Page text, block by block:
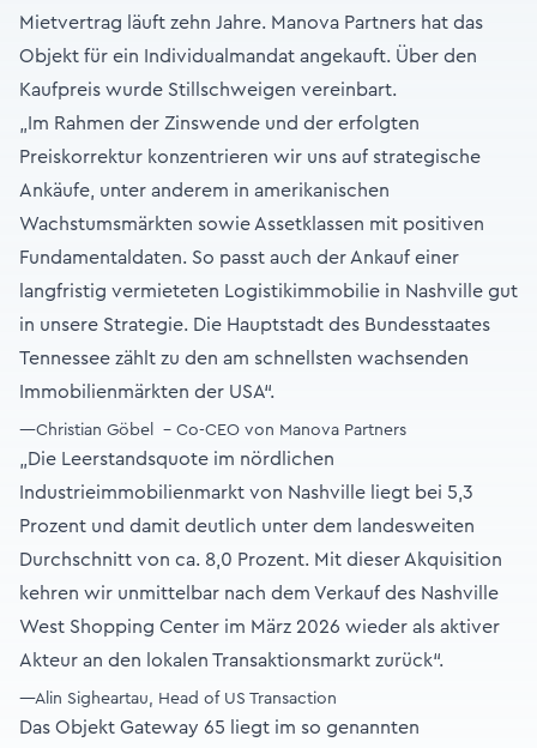
Mietvertrag läuft zehn Jahre. Manova Partners hat das
Objekt für ein Individualmandat angekauft. Über den
Kaufpreis wurde Stillschweigen vereinbart.
„Im Rahmen der Zinswende und der erfolgten
Preiskorrektur konzentrieren wir uns auf strategische
Ankäufe, unter anderem in amerikanischen
Wachstumsmärkten sowie Assetklassen mit positiven
Fundamentaldaten. So passt auch der Ankauf einer
langfristig vermieteten Logistikimmobilie in Nashville gut
in unsere Strategie. Die Hauptstadt des Bundesstaates
Tennessee zählt zu den am schnellsten wachsenden
Immobilienmärkten der USA“.
—Christian Göbel - Co-CEO von Manova Partners
„Die Leerstandsquote im nördlichen
Industrieimmobilienmarkt von Nashville liegt bei 5,3
Prozent und damit deutlich unter dem landesweiten
Durchschnitt von ca. 8,0 Prozent. Mit dieser Akquisition
kehren wir unmittelbar nach dem Verkauf des Nashville
West Shopping Center im März 2026 wieder als aktiver
Akteur an den lokalen Transaktionsmarkt zurück“.
—Alin Sigheartau, Head of US Transaction
Das Objekt Gateway 65 liegt im so genannten